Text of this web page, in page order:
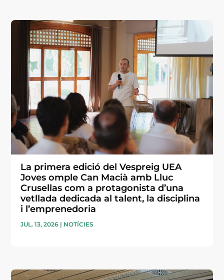
La primera edició del Vespreig UEA
Joves omple Can Macià amb Lluc
Crusellas com a protagonista d’una
vetllada dedicada al talent, la disciplina
i l’emprenedoria
JUL. 13, 2026 | NOTÍCIES